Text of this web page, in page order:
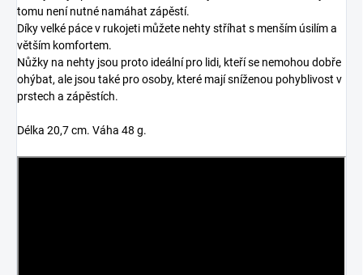
tomu není nutné namáhat zápěstí.
Díky velké páce v rukojeti můžete nehty stříhat s menším úsilím a
větším komfortem.
Nůžky na nehty jsou proto ideální pro lidi, kteří se nemohou dobře
ohýbat, ale jsou také pro osoby, které mají sníženou pohyblivost v
prstech a zápěstích.
Délka 20,7 cm. Váha 48 g.